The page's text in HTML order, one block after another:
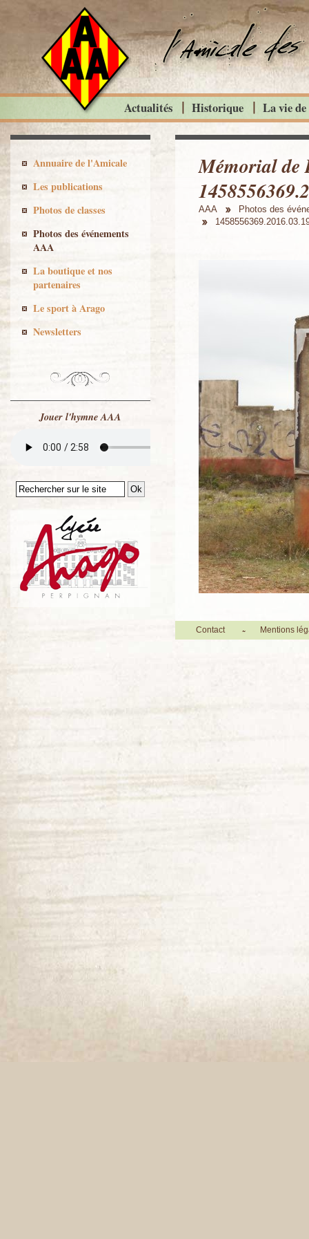
Mémorial de
AAA
Photos des
Actualités Historique La vie
Annuaire de l'Amicale
Les publications
Photos de classes
Photos des événements
AAA
La boutique et nos
partenaires
Le sport à Arago
Newsletters
Jouer l'hymne AAA
Contact Mentions